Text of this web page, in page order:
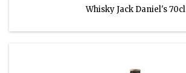
Whisky Jack Daniel's 70cl